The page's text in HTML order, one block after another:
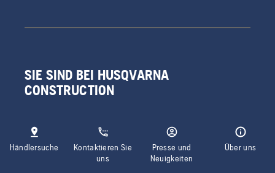
SIE SIND BEI HUSQVARNA
CONSTRUCTION
Händlersuche
Kontaktieren Sie
uns
Presse und
Neuigkeiten
Über uns